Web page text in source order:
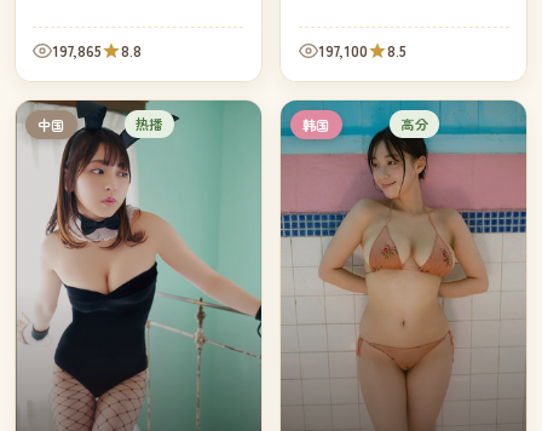
头跟着他穿过出租车、早班面
包房、空旷的地铁——也跟着
他走回自己空空的家。
197,865 8.8
被母亲带回家乡的小女孩，意
外卷进了祭典背后的家族纠
葛。
197,100 8.5
中国 热播 韩国 高分